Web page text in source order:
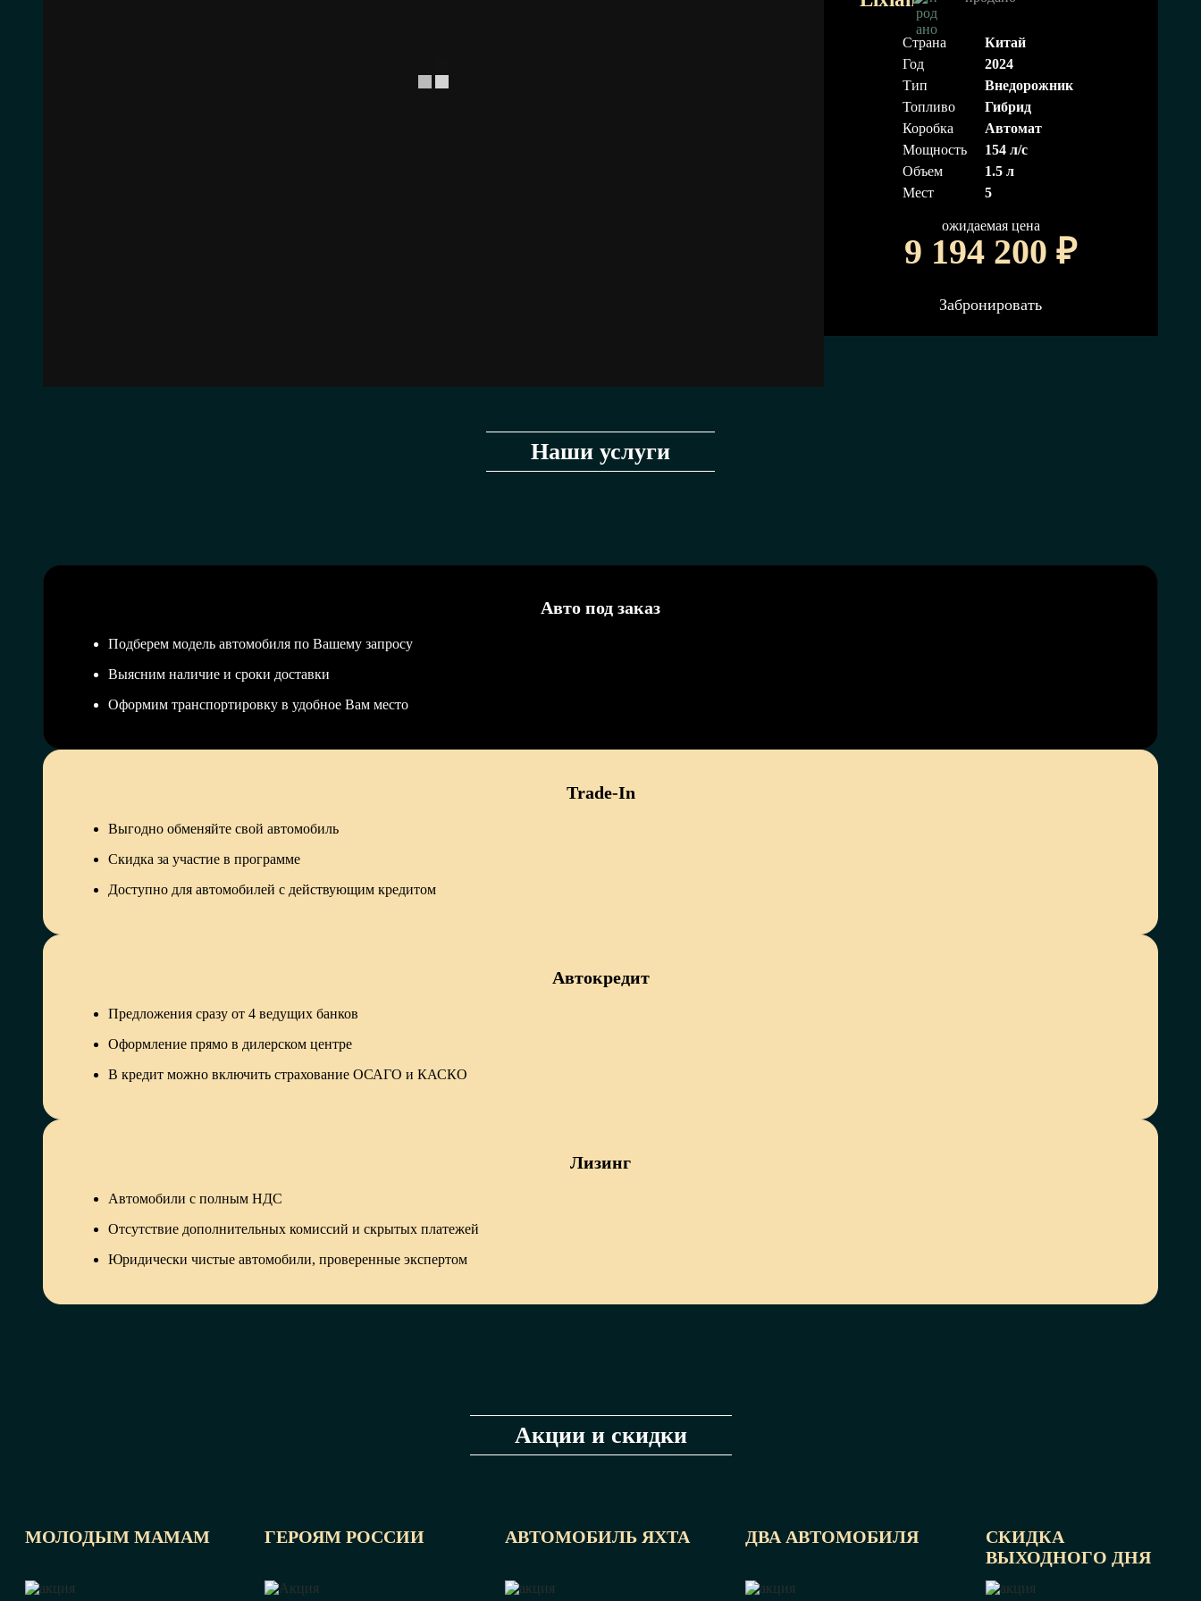
Страна
Китай
Год
2024
Тип
Внедорожник
Топливо
Гибрид
Коробка
Автомат
Мощность
154 л/с
Объем
1.5 л
Мест
5
ожидаемая цена
9 194 200₽
Забронировать
Наши услуги
Авто под заказ
Подберем модель автомобиля по Вашему запросу
Выясним наличие и сроки доставки
Оформим транспортировку в удобное Вам место
Trade-In
Выгодно обменяйте свой автомобиль
Скидка за участие в программе
Доступно для автомобилей с действующим кредитом
Автокредит
Предложения сразу от 4 ведущих банков
Оформление прямо в дилерском центре
В кредит можно включить страхование ОСАГО и КАСКО
Лизинг
Автомобили с полным НДС
Отсутствие дополнительных комиссий и скрытых платежей
Юридически чистые автомобили, проверенные экспертом
Акции и скидки
МОЛОДЫМ МАМАМ ГЕРОЯМ РОССИИ АВТОМОБИЛЬ ЯХТА ДВА АВТОМОБИЛЯ
СКИДКА
ВЫХОДНОГО ДНЯ